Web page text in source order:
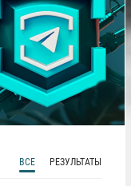
ВСЕ РЕЗУЛЬТАТЫ